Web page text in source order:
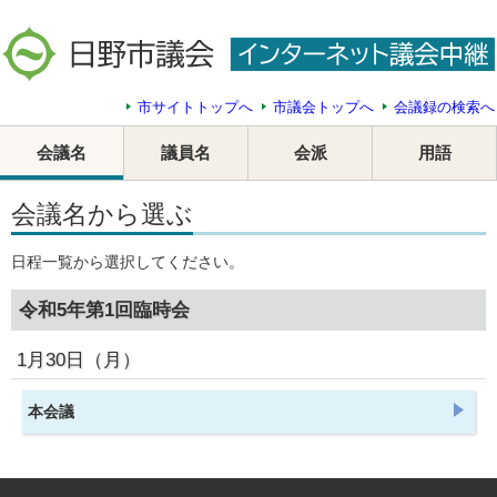
市サイトトップへ 市議会トップへ 会議録の検索へ
会議名 議員名 会派 用語
会議名から選ぶ
日程一覧から選択してください。
令和5年第1回臨時会
1月30日（月）
本会議